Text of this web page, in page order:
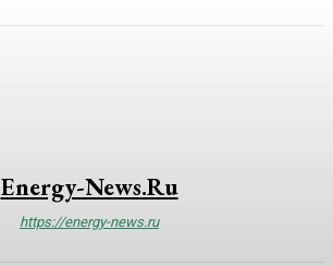
Energy-News.ru
https://energy-news.ru